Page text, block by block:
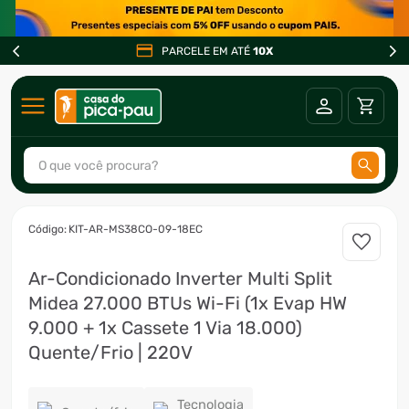
PARCELE EM ATÉ 10X
O que você procura?
: KIT-AR-MS38CO-09-18EC
Ar-Condicionado Inverter Multi Split
Midea 27.000 BTUs Wi-Fi (1x Evap HW
9.000 + 1x Cassete 1 Via 18.000)
Quente/Frio | 220V
Tecnologia
2º
fogão
3º
freezer
forno